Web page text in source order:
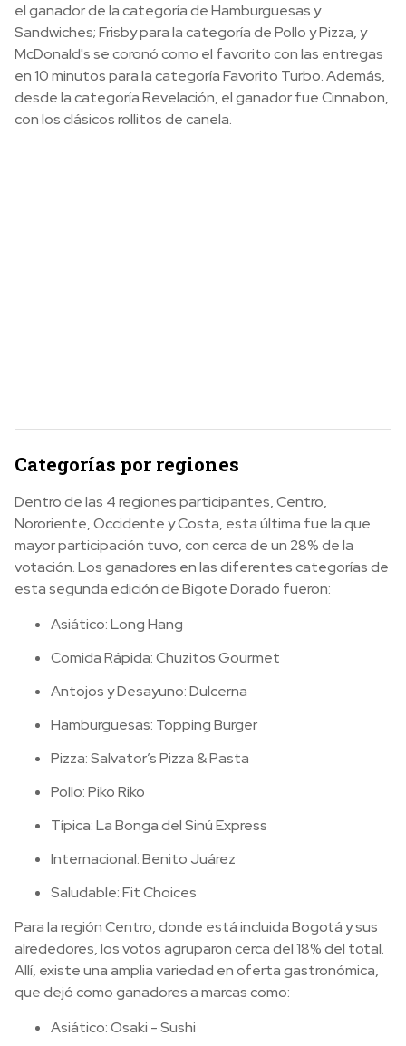
el ganador de la categoría de Hamburguesas y
Sandwiches; Frisby para la categoría de Pollo y Pizza, y
McDonald's se coronó como el favorito con las entregas
en 10 minutos para la categoría Favorito Turbo. Además,
desde la categoría Revelación, el ganador fue Cinnabon,
con los clásicos rollitos de canela.
Categorías por regiones
Dentro de las 4 regiones participantes, Centro,
Nororiente, Occidente y Costa, esta última fue la que
mayor participación tuvo, con cerca de un 28% de la
votación. Los ganadores en las diferentes categorías de
esta segunda edición de Bigote Dorado fueron:
Asiático: Long Hang
Comida Rápida: Chuzitos Gourmet
Antojos y Desayuno: Dulcerna
Hamburguesas: Topping Burger
Pizza: Salvator’s Pizza & Pasta
Pollo: Piko Riko
Típica: La Bonga del Sinú Express
Internacional: Benito Juárez
Saludable: Fit Choices
Para la región Centro, donde está incluida Bogotá y sus
alrededores, los votos agruparon cerca del 18% del total.
Allí, existe una amplia variedad en oferta gastronómica,
que dejó como ganadores a marcas como:
Asiático: Osaki - Sushi